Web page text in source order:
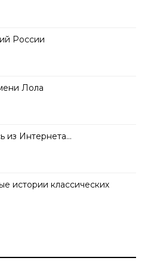
России
Лола
из Интернета…
истории классических